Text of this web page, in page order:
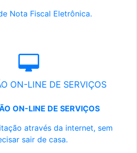
Nota Fiscal Eletrônica.
ON-LINE DE SERVIÇOS
ON-LINE DE SERVIÇOS
através da internet, sem
sair de casa.